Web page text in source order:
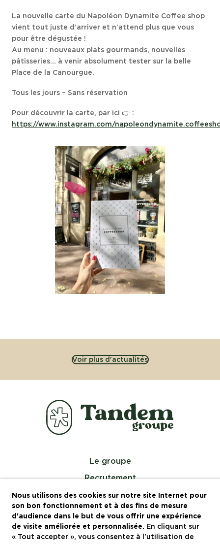
La nouvelle carte du Napoléon Dynamite Coffee shop
vient tout juste d’arriver et n’attend plus que vous
pour être dégustée !
Au menu : nouveaux plats gourmands, nouvelles
pâtisseries… à venir absolument tester sur la belle
Place de la Canourgue.
Tous les jours – Sans réservation
Pour découvrir la carte, par ici 👉 :
https://www.instagram.com/
Voir plus d'actualités
Le groupe
Recrutement
Actualités
Contactez-nous
Restaurants à Montpellier
Nous utilisons des cookies sur notre site Internet pour
son bon fonctionnement et à des fins de mesure
d'audience dans le but de vous offrir une expérience
de visite améliorée et personnalisée. En cliquant sur
« Tout accepter », vous consentez à l'utilisation de